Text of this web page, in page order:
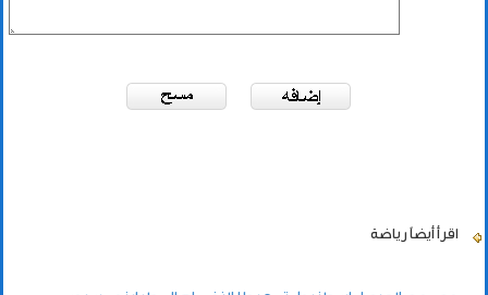
اقرأ أيضاً رياضة